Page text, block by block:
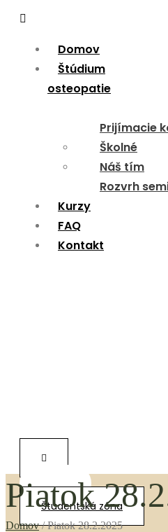
Menu
Domov
Štúdium
osteopatie
Prijímacie
Školné
Náš tím
Rozvrh
Kurzy
FAQ
Kontakt
0,00€
Študentská zóna
Piatok
Domov / Piatok 28.2.2025